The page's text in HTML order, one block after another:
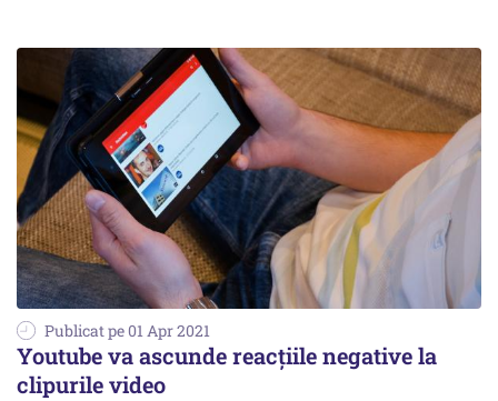
Publicat pe 01 Apr 2021
Youtube va ascunde reacţiile negative la
clipurile video